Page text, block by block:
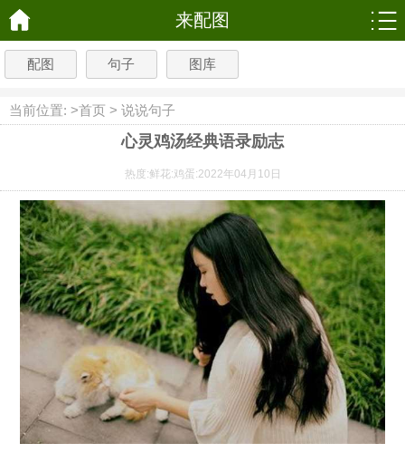
来配图
配图 句子 图库
当前位置: >首页 > 说说句子
心灵鸡汤经典语录励志
热度:鲜花:鸡蛋:2022年04月10日